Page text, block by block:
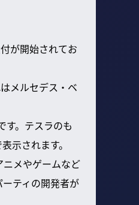
が開始されてお
メルセデス・ベ
す。テスラのも
示されます。
メやゲームなど
ティの開発者が